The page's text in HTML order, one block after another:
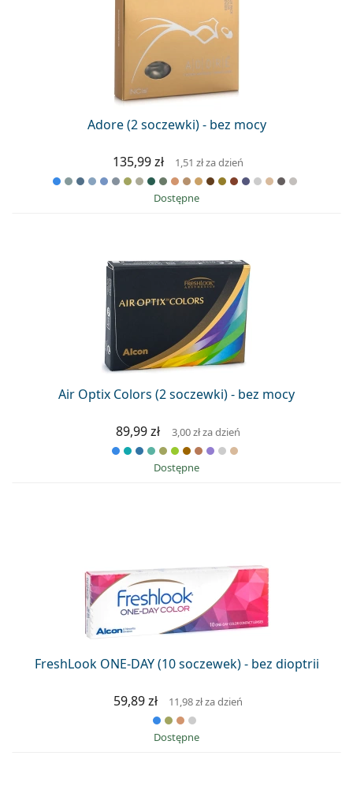
Adore (2 soczewki) - bez mocy
135,99 zł 1,51 złza dzień
Dostępne
Air Optix Colors (2 soczewki) - bez mocy
89,99 zł 3,00 złza dzień
Dostępne
FreshLook ONE-DAY (10 soczewek) - bez dioptrii
59,89 zł 11,98 złza dzień
Dostępne